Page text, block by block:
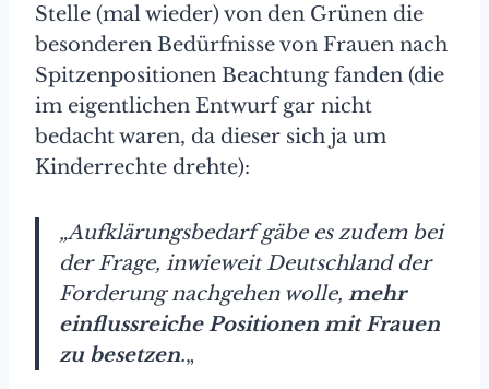
Stelle (mal wieder) von den Grünen die
besonderen Bedürfnisse von Frauen nach
Spitzenpositionen Beachtung fanden (die
im eigentlichen Entwurf gar nicht
bedacht waren, da dieser sich ja um
Kinderrechte drehte):
„Aufklärungsbedarf gäbe es zudem bei
der Frage, inwieweit Deutschland der
Forderung nachgehen wolle, mehr
einflussreiche Positionen mit Frauen
zu besetzen.„